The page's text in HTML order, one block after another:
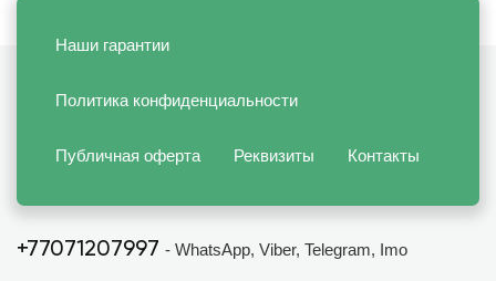
Наши гарантии
Политика конфиденциальности
Публичная оферта Реквизиты Контакты
+77071207997 - WhatsApp, Viber, Telegram, Imo